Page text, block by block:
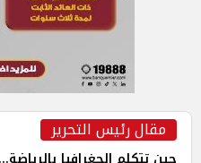
مقال رئيس التحرير